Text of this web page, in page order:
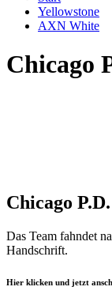
Yellowstone
AXN White
Chicago
Chicago P.D.
Das Team fahndet
Handschrift.
Hier klicken und jetzt